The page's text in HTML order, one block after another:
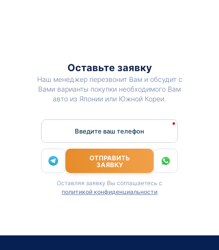
Оставьте заявку
Наш менеджер перезвонит Вам и обсудит с
Вами варианты покупки необходимого Вам
авто из Японии или Южной Кореи.
Введите ваш телефон
ОТПРАВИТЬ
ЗАЯВКУ
Оставляя заявку Вы соглашаетесь с
политикой конфиденциальности